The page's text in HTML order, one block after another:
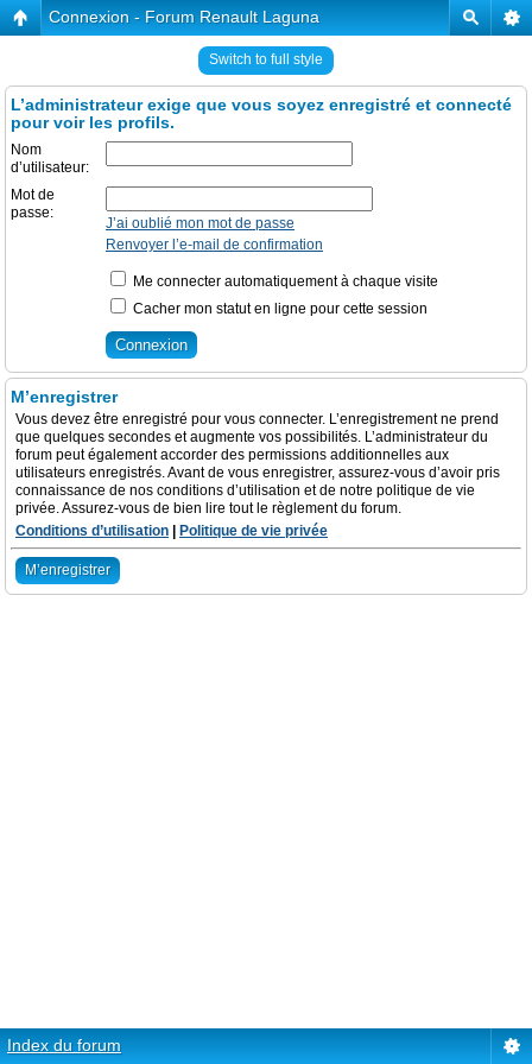
Connexion - Forum Renault Laguna
Switch to full style
L’administrateur exige que vous soyez enregistré et connecté
pour voir les profils.
Nom
d’utilisateur:
Mot de
passe:
J’ai oublié mon mot de passe
Renvoyer l’e-mail de confirmation
Me connecter automatiquement à chaque visite
Cacher mon statut en ligne pour cette session
M’enregistrer
Vous devez être enregistré pour vous connecter. L’enregistrement ne prend
que quelques secondes et augmente vos possibilités. L’administrateur du
forum peut également accorder des permissions additionnelles aux
utilisateurs enregistrés. Avant de vous enregistrer, assurez-vous d’avoir pris
connaissance de nos conditions d’utilisation et de notre politique de vie
privée. Assurez-vous de bien lire tout le règlement du forum.
Conditions d’utilisation
Politique de vie privée
M’enregistrer
Index du forum